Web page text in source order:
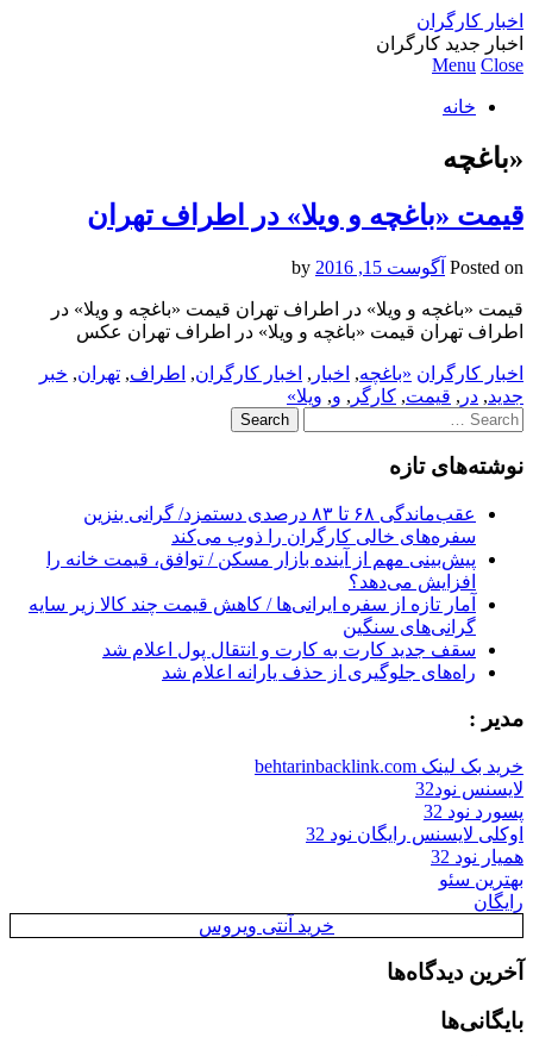
اخبار کارگران
اخبار جدید کارگران
Menu Close
خانه
«باغچه
قیمت «باغچه و ویلا» در اطراف تهران
Posted on آگوست 15, 2016
قیمت «باغچه و ویلا» در اطراف تهران قیمت «باغچه و ویلا» در
اطراف تهران قیمت «باغچه و ویلا» در اطراف تهران عکس
اخبار کارگران «باغچه, اخبار , اخبار کارگران, اطراف, تهران, خبر
جدید, در , قیمت, کارگر , و, ویلا»
Search
for:
نوشته‌های تازه
عقب‌ماندگی ۶۸ تا ۸۳ درصدی دستمزد/ گرانی بنزین
سفره‌های خالی کارگران را ذوب می‌کند
پیش‌بینی مهم از آینده بازار مسکن / توافق، قیمت خانه را
افزایش می‌دهد؟
آمار تازه از سفره ایرانی‌ها / کاهش قیمت چند کالا زیر سایه
گرانی‌های سنگین
سقف جدید کارت به کارت و انتقال پول اعلام شد
راه‌های جلوگیری از حذف یارانه اعلام شد
مدیر :
خرید بک لینک behtarinbacklink.com
لایسنس نود32
پسورد نود 32
اوکلی لایسنس رایگان نود 32
همیار نود 32
بهترین سئو
رایگان
خرید آنتی ویروس
آخرین دیدگاه‌ها
بایگانی‌ها